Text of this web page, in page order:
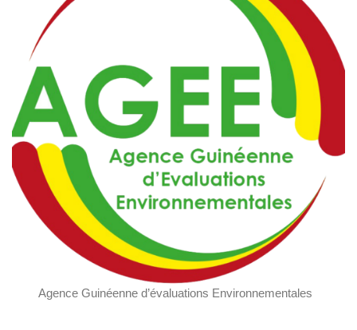
Agence Guinéenne d’évaluations Environnementales